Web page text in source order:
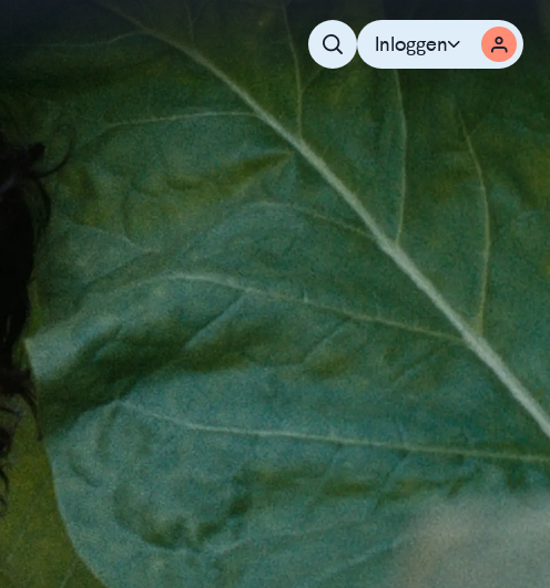
Inloggen